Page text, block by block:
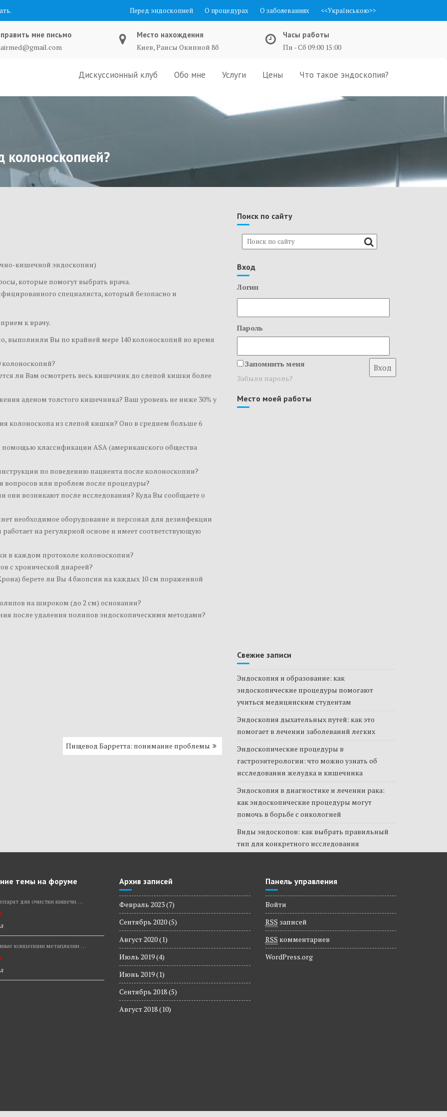
Перед эндоскопией О процедурах О заболеваниях <<Українською>>
мне письмо
Место нахождения
Киев, Раисы Окипной 8б
Часы работы
Пн - Сб 09:00 15:00
Дискуссионный клуб Обо мне Услуги Цены Что такое эндоскопия?
колоноскопией?
кишечной эндоскопии)
которые помогут выбрать врача.
специалиста, который безопасно и
к врачу.
выполнили Вы по крайней мере 140 колоноскопий во время
ли Вам осмотреть весь кишечник до слепой кишки более
аденом толстого кишечника? Ваш уровень не ниже 30% у
колоноскопа из слепой кишки? Оно в среднем больше 6
классификации ASA (американского общества
по поведению пациента после колоноскопии?
вопросов или проблем после процедуры?
они возникают после исследования? Куда Вы сообщаете о
необходимое оборудование и персонал для дезинфекции
на регулярной основе и имеет соответствующую
в каждом протоколе колоноскопии?
с хронической диареей?
берете ли Вы 4 биопсии на каждых 10 см пораженной
на широком (до 2 см) основании?
после удаления полипов эндоскопическими методами?
Пищевод Барретта: понимание проблемы
Поиск по сайту
Вход
Логин
Пароль
Запомнить меня
Забыли пароль?
Место моей работы
Свежие записи
Эндоскопия и образование: как
эндоскопические процедуры помогают
учиться медицинским студентам
Эндоскопия дыхательных путей: как это
помогает в лечении заболеваний легких
Эндоскопические процедуры в
гастроэнтерологии: что можно узнать об
исследовании желудка и кишечника
Эндоскопия в диагностике и лечении рака:
как эндоскопические процедуры могут
помочь в борьбе с онкологией
Виды эндоскопов: как выбрать правильный
тип для конкретного исследования
темы на форуме
для очистки кишечн …
концепции метаплазии …
Архив записей
Февраль 2023(7)
Сентябрь 2020(5)
Август 2020(1)
Июль 2019(4)
Июнь 2019(1)
Сентябрь 2018(5)
Август 2018(10)
Панель управления
Войти
RSS записей
RSS комментариев
WordPress.org